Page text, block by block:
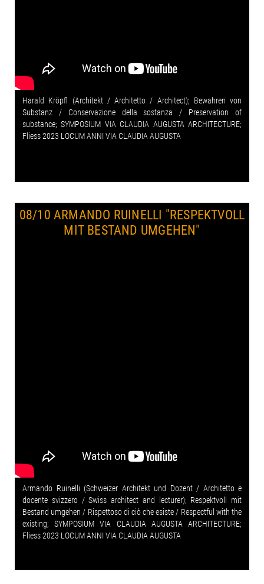
Harald Kröpfl (Architekt / Architetto / Architect); Bewahren von
Substanz / Conservazione della sostanza / Preservation of
substance; SYMPOSIUM VIA CLAUDIA AUGUSTA ARCHITECTURE;
Fliess 2023 LOCUM ANNI VIA CLAUDIA AUGUSTA
08/10 ARMANDO RUINELLI "RESPEKTVOLL
MIT BESTAND UMGEHEN"
Armando Ruinelli (Schweizer Architekt und Dozent / Architetto e
docente svizzero / Swiss architect and lecturer); Respektvoll mit
Bestand umgehen / Rispettoso di ciò che esiste / Respectful with the
existing; SYMPOSIUM VIA CLAUDIA AUGUSTA ARCHITECTURE;
Fliess 2023 LOCUM ANNI VIA CLAUDIA AUGUSTA